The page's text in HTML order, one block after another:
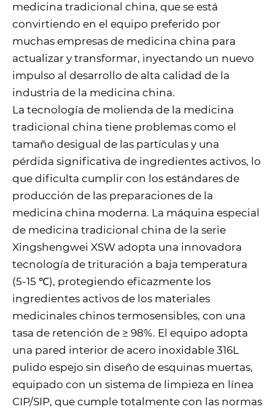
medicina tradicional china, que se está
convirtiendo en el equipo preferido por
muchas empresas de medicina china para
actualizar y transformar, inyectando un nuevo
impulso al desarrollo de alta calidad de la
industria de la medicina china.
La tecnología de molienda de la medicina
tradicional china tiene problemas como el
tamaño desigual de las partículas y una
pérdida significativa de ingredientes activos, lo
que dificulta cumplir con los estándares de
producción de las preparaciones de la
medicina china moderna. La máquina especial
de medicina tradicional china de la serie
Xingshengwei XSW adopta una innovadora
tecnología de trituración a baja temperatura
(5-15 ℃), protegiendo eficazmente los
ingredientes activos de los materiales
medicinales chinos termosensibles, con una
tasa de retención de ≥ 98%. El equipo adopta
una pared interior de acero inoxidable 316L
pulido espejo sin diseño de esquinas muertas,
equipado con un sistema de limpieza en línea
CIP/SIP, que cumple totalmente con las normas